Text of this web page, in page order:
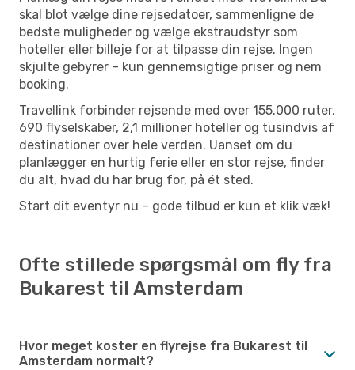
skal blot vælge dine rejsedatoer, sammenligne de
bedste muligheder og vælge ekstraudstyr som
hoteller eller billeje for at tilpasse din rejse. Ingen
skjulte gebyrer – kun gennemsigtige priser og nem
booking.
Travellink forbinder rejsende med over 155.000 ruter,
690 flyselskaber, 2,1 millioner hoteller og tusindvis af
destinationer over hele verden. Uanset om du
planlægger en hurtig ferie eller en stor rejse, finder
du alt, hvad du har brug for, på ét sted.
Start dit eventyr nu – gode tilbud er kun et klik væk!
Ofte stillede spørgsmål om fly fra
Bukarest til Amsterdam
Hvor meget koster en flyrejse fra Bukarest til
Amsterdam normalt?